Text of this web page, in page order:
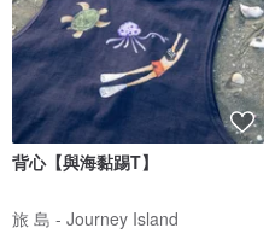
背心【與海黏踢T】
旅 島 - Journey Island